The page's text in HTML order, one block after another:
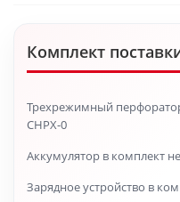
Комплект
Трехрежимный
CHPX-0
Аккумулятор в комплект
Зарядное устройство в